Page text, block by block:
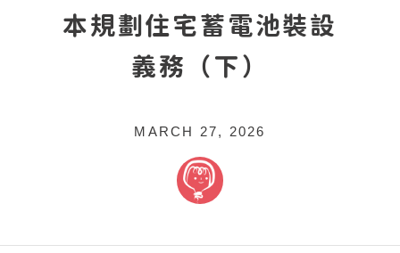
本規劃住宅蓄電池裝設
義務（下）
MARCH 27, 2026